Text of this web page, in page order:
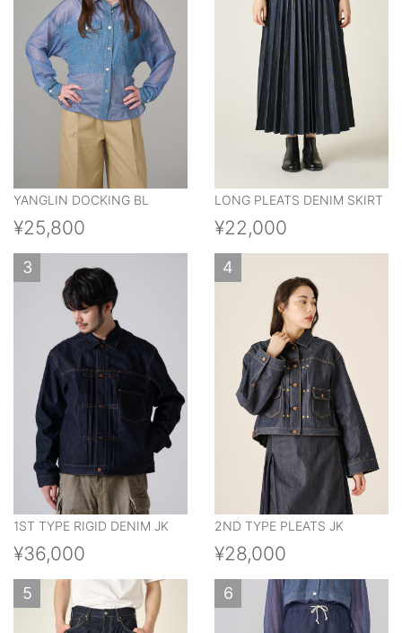
YANGLIN DOCKING BL
¥25,800
LONG PLEATS DENIM SKIRT
¥22,000
3
1ST TYPE RIGID DENIM JK
¥36,000
4
2ND TYPE PLEATS JK
¥28,000
5 6